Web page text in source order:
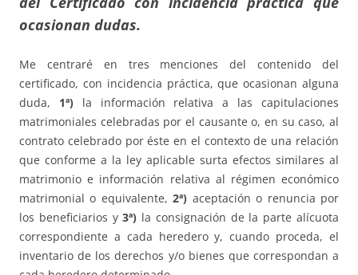
ocasionan dudas.
Me centraré en tres menciones del contenido del
certificado, con incidencia práctica, que ocasionan alguna
duda, 1ª) la información relativa a las capitulaciones
matrimoniales celebradas por el causante o, en su caso, al
contrato celebrado por éste en el contexto de una relación
que conforme a la ley aplicable surta efectos similares al
matrimonio e información relativa al régimen económico
matrimonial o equivalente,2ª) aceptación o renuncia por
los beneficiarios y3ª) la consignación de la parte alícuota
correspondiente a cada heredero y, cuando proceda, el
inventario de los derechos y/o bienes que correspondan a